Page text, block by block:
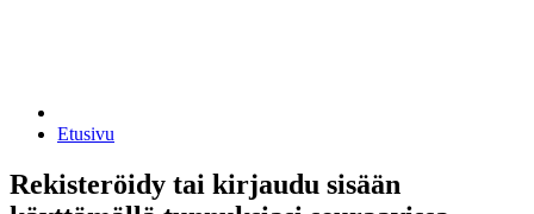
Etusivu
Rekisteröidy tai kirjaudu sisään